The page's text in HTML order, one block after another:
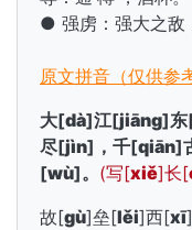
● 强虏：强大之敌
原文拼音（仅供参
大[dà]江[jiāng]
尽[jìn]，千[qiān]
[wù]。 (写[xiě]长[
故[gù]垒[lěi]西[xī